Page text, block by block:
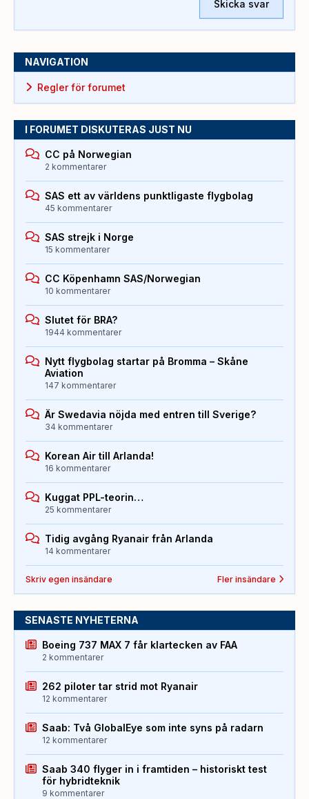
Skicka svar
NAVIGATION
Regler för forumet
I FORUMET DISKUTERAS JUST NU
CC på Norwegian
2 kommentarer
SAS ett av världens punktligaste flygbolag
45 kommentarer
SAS strejk i Norge
15 kommentarer
CC Köpenhamn SAS/Norwegian
10 kommentarer
Slutet för BRA?
1944 kommentarer
Nytt flygbolag startar på Bromma – Skåne
Aviation
147 kommentarer
Är Swedavia nöjda med entren till Sverige?
34 kommentarer
Korean Air till Arlanda!
16 kommentarer
Kuggat PPL-teorin…
25 kommentarer
Tidig avgång Ryanair från Arlanda
14 kommentarer
Skriv egen insändare Fler insändare
SENASTE NYHETERNA
Boeing 737 MAX 7 får klartecken av FAA
2 kommentarer
262 piloter tar strid mot Ryanair
12 kommentarer
Saab: Två GlobalEye som inte syns på radarn
12 kommentarer
Saab 340 flyger in i framtiden – historiskt test
för hybridteknik
9 kommentarer